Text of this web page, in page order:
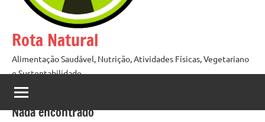
Rota Natural
Alimentação Saudável, Nutrição, Atividades Físicas, Vegetariano
e Sustentabilidade
Nada encontrado